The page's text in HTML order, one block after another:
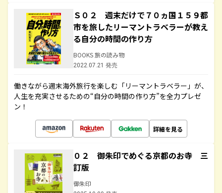
Ｓ０２ 週末だけで７０ヵ国１５９都
市を旅したリーマントラベラーが教え
る自分の時間の作り方
BOOKS 旅の読み物
2022.07.21 発売
働きながら週末海外旅行を楽しむ「リーマントラベラー」が、
人生を充実させるための“自分の時間の作り方”を全力プレゼ
ン！
詳細を見る
０２ 御朱印でめぐる京都のお寺 三
訂版
御朱印